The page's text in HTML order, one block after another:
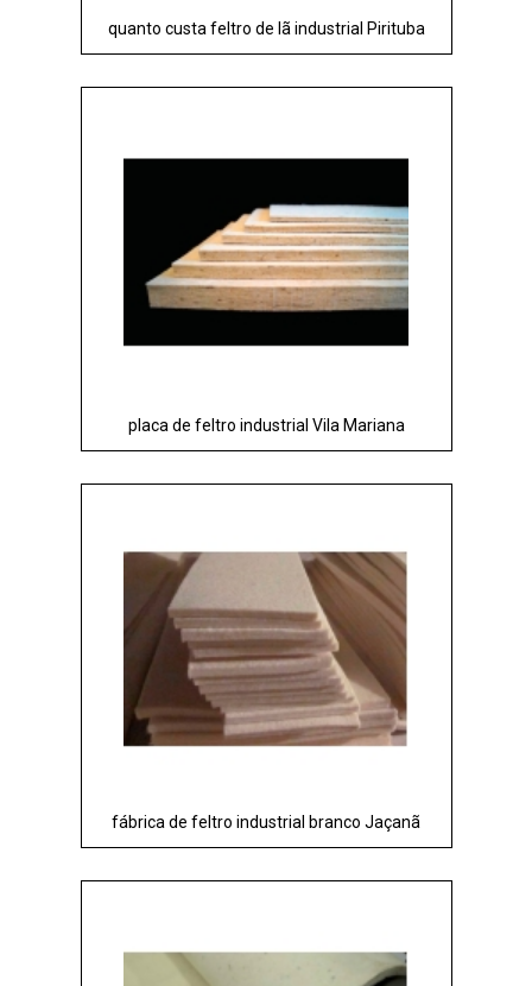
quanto custa feltro de lã industrial Pirituba
placa de feltro industrial Vila Mariana
fábrica de feltro industrial branco Jaçanã